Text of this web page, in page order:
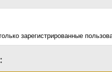
зарегистрированные